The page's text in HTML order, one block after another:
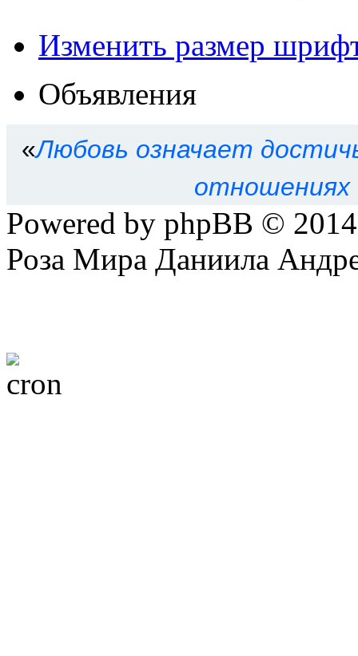
Кто сейчас на форуме
Сейчас этот форум
зарегистрированных
Права доступа к
Выне можетеначинать
Выне можетеотвечать
Вы
Выне можете
Изменить размер
Объявления
«Любовь означает
Powered by phpBB ©
Роза Мира Даниила